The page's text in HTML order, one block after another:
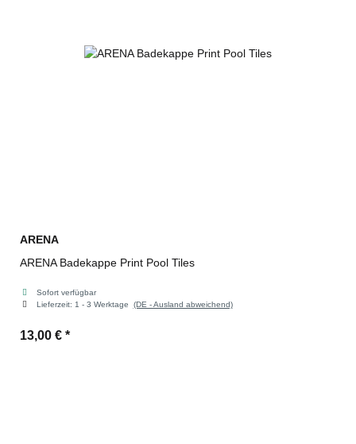
ARENA
ARENA Badekappe Print Pool Tiles
Sofort verfügbar
Lieferzeit: 1 - 3 Werktage (DE - Ausland abweichend)
13,00 € *